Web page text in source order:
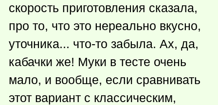
скорость приготовления сказала,
про то, что это нереально вкусно,
уточника... что-то забыла. Ах, да,
кабачки же! Муки в тесте очень
мало, и вообще, если сравнивать
этот вариант с классическим,